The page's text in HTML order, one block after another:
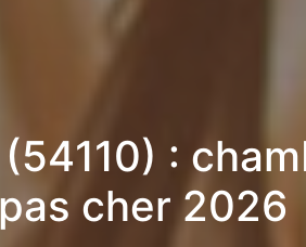
:
cher 2026